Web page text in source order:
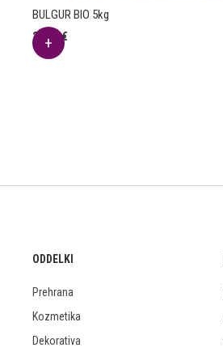
BULGUR BIO 5kg
24.03€
ODDELKI
Prehrana
Kozmetika
Dekorativa